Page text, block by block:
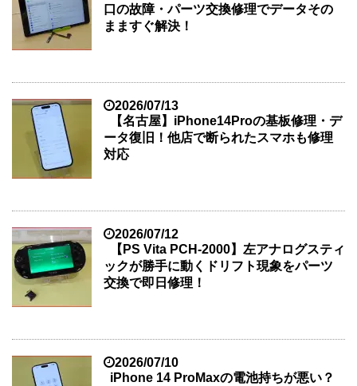
口の故障・パーツ交換修理でデータその
まますぐ解決！
2026/07/13
【名古屋】iPhone14Proの基板修理・デ
ータ復旧！他店で断られたスマホも修理
対応
2026/07/12
【PS Vita PCH-2000】左アナログスティ
ックが勝手に動くドリフト現象をパーツ
交換で即日修理！
2026/07/10
iPhone 14 ProMaxの電池持ちが悪い？